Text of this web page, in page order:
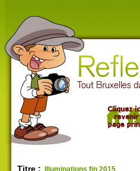
Titre : Illuminations fin 2015